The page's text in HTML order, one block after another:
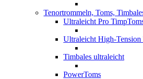
Tenortrommeln, Toms,
Ultraleicht Pro
Ultraleicht High-Tension
Timbales ultraleicht
PowerToms